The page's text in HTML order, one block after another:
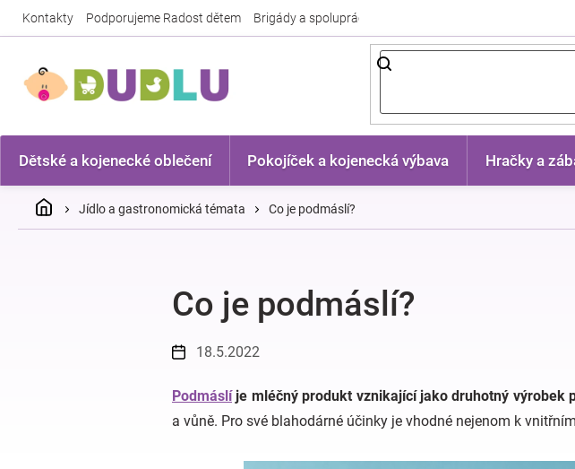
Kontakty Podporujeme Radost dětem Brigády a spolupráce
Dětské a kojenecké oblečení Pokojíček a kojenecká výbava Hračky a
DomůJídlo a gastronomická témata Co je podmáslí?
Co je podmáslí?
18.5.2022
Podmáslíje mléčný produkt vznikající jako druhotný výrobek
a vůně. Pro své blahodárné účinky je vhodné nejenom k